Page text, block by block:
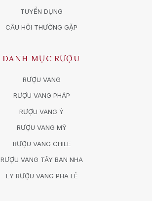
TUYỂN DỤNG
CÂU HỎI THƯỜNG GẶP
DANH MỤC RƯỢU
RƯỢU VANG
RƯỢU VANG PHÁP
RƯỢU VANG Ý
RƯỢU VANG MỸ
RƯỢU VANG CHILE
RƯỢU VANG TÂY BAN NHA
LY RƯỢU VANG PHA LÊ